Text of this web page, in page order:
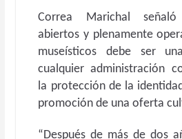
Correa Marichal
abiertos y plenamente
museísticos debe ser
cualquier administración
la protección de la
promoción de una oferta
“Después de más de dos